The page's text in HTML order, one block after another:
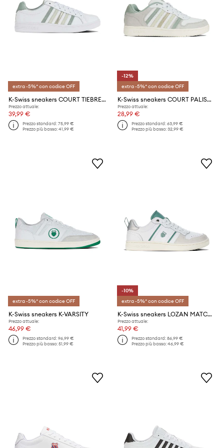
extra -5%* con codice OFF
K-Swiss sneakers COURT TIEBREAK
Prezzo attuale:
39,99 €
Prezzo standard:75,99 €
Prezzo più basso:41,99 €
-12%
extra -5%* con codice OFF
K-Swiss sneakers COURT PALISADES
Prezzo attuale:
28,99 €
Prezzo standard:63,99 €
Prezzo più basso:32,99 €
extra -5%* con codice OFF
K-Swiss sneakers K-VARSITY
Prezzo attuale:
46,99 €
Prezzo standard:96,99 €
Prezzo più basso:51,99 €
-10%
extra -5%* con codice OFF
K-Swiss sneakers LOZAN MATCH LTH
Prezzo attuale:
41,99 €
Prezzo standard:86,99 €
Prezzo più basso:46,99 €